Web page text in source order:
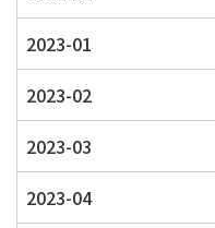
2023-01
2023-02
2023-03
2023-04